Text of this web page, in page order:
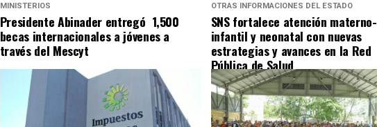
MINISTERIOS
Presidente Abinader entregó 1,500
becas internacionales a jóvenes a
través del Mescyt
OTRAS INFORMACIONES DEL ESTADO
SNS fortalece atención materno-
infantil y neonatal con nuevas
estrategias y avances en la Red
Pública de Salud